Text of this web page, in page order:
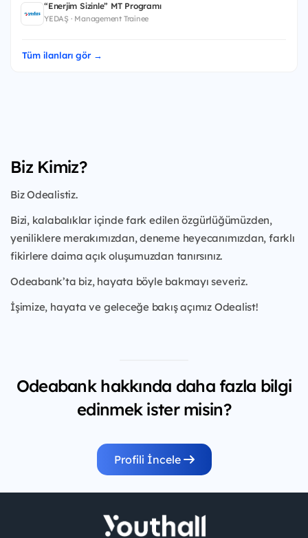
“Enerjim Sizinle” MT Programı
YEDAŞ · Management Trainee
Tüm ilanları gör →
Biz Kimiz?
Biz Odealistiz.
Bizi, kalabalıklar içinde fark edilen özgürlüğümüzden,
yeniliklere merakımızdan, deneme heyecanımızdan, farklı
fikirlere daima açık oluşumuzdan tanırsınız.
Odeabank’ta biz, hayata böyle bakmayı severiz.
İşimize, hayata ve geleceğe bakış açımız Odealist!
Odeabank hakkında daha fazla bilgi
edinmek ister misin?
Profili İncele